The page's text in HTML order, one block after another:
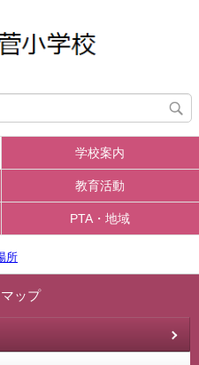
学校案内
教育活動
PTA・地域
所
ップ